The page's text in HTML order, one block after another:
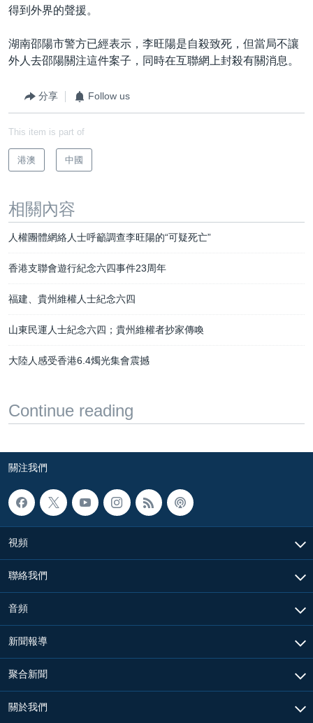
得到外界的聲援。
湖南邵陽市警方已經表示，李旺陽是自殺致死，但當局不讓
外人去邵陽關注這件案子，同時在互聯網上封殺有關消息。
分享 Follow us
This item is part of
港澳 中國
相關內容
人權團體網絡人士呼籲調查李旺陽的“可疑死亡”
香港支聯會遊行紀念六四事件23周年
福建、貴州維權人士紀念六四
山東民運人士紀念六四；貴州維權者抄家傳喚
大陸人感受香港6.4燭光集會震撼
Continue reading
關注我們
視頻
聯絡我們
音頻
新聞報導
聚合新聞
關於我們